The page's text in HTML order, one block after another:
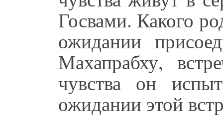
Госвами. Какого
ожидании
Махапрабху,
чувства он
ожидании этой